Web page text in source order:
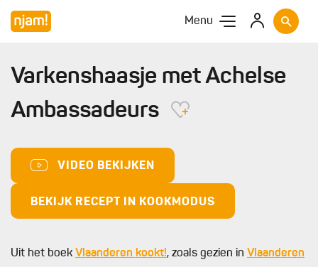
Menu
Varkenshaasje met Achelse
Ambassadeurs
VIDEO BEKIJKEN
BEKIJK RECEPT IN KOOKMODUS
Uit het boek Vlaanderen kookt!, zoals gezien in Vlaanderen